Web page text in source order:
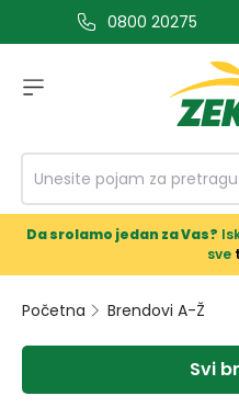
glavni sadržaj0800 20275
Da srolamo jedan za Vas?
sve
Početna Brendovi A-Ž
Svi